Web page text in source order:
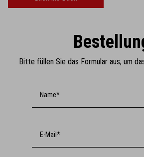
Bitte füllen Sie das Formular aus, um
Name*
E-Mail*